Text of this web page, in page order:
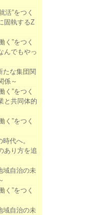
活”をつく
固執するZ
く”をつく
んでもやっ
たな集団関
係～
く”をつく
と共同体的
く”をつく
代へ。
あり方を追
域自治の未
く”をつく
域自治の未